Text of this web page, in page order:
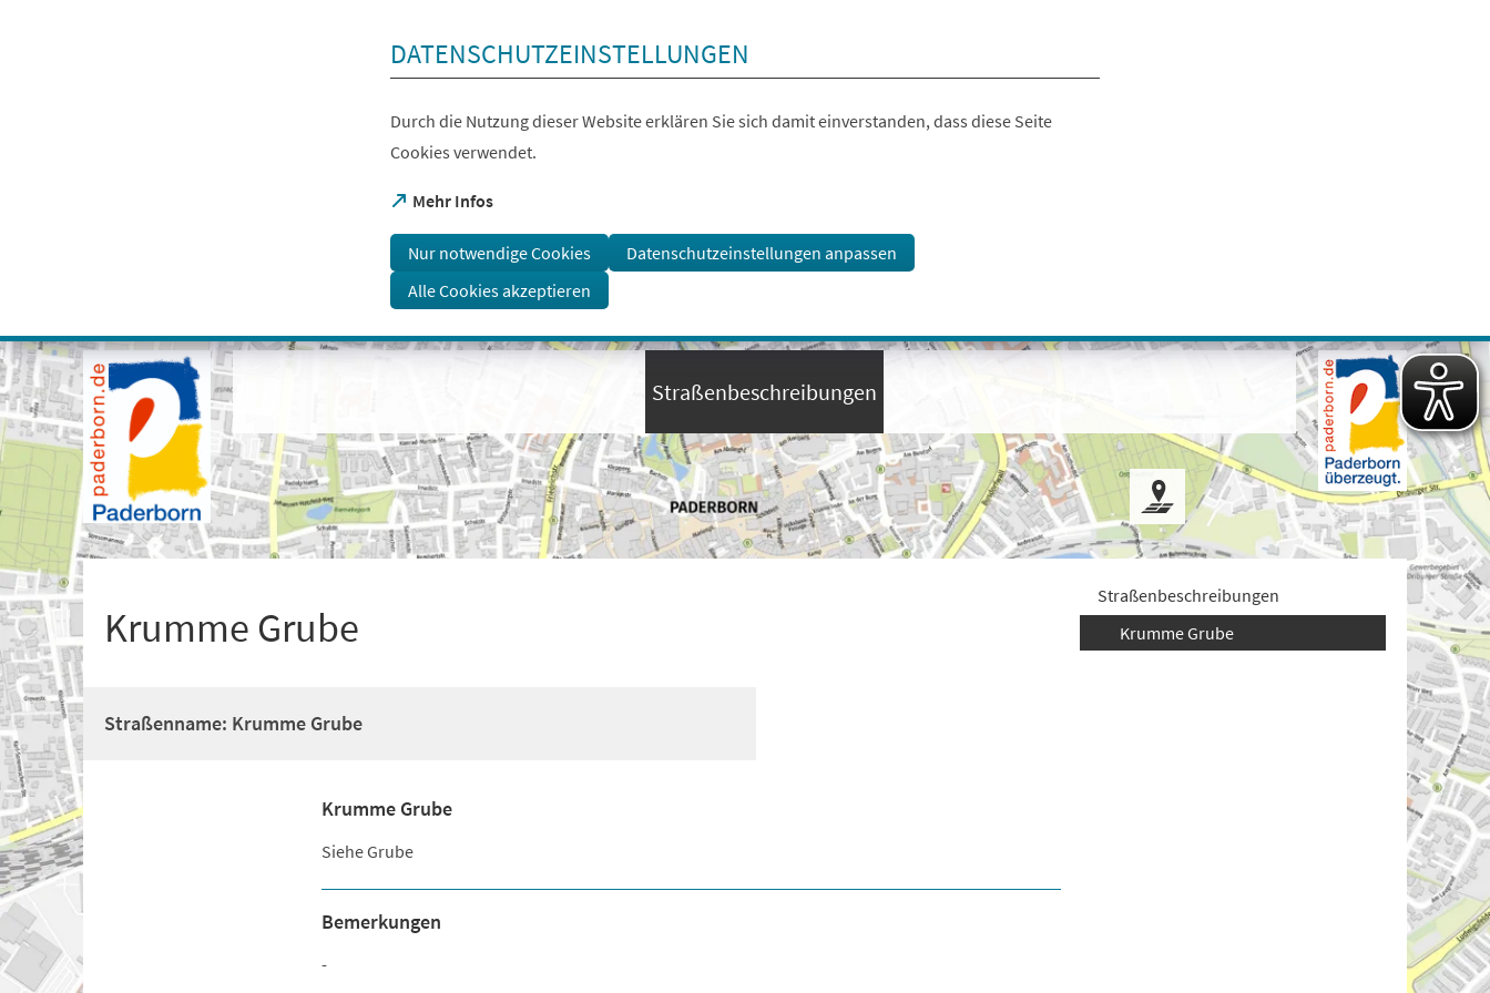
Visuelle
Assistenzsoftware
öffnen.
Mit
der
Tastatur
erreichbar
über
+
DATENSCHUTZEINSTELLUNGEN
Durch die Nutzung dieser Website erklären Sie sich damit einverstanden, dass diese Seite
Cookies verwendet.
Mehr Infos
(Öffnet
einem
neuen
Tab)
Nur notwendige Cookies
Datenschutzeinstellungen anpassen
Alle Cookies akzeptieren
Straßenbeschreibungen
Krumme Grube
Straßenname: Krumme Grube
Krumme Grube
Siehe Grube
Bemerkungen
-
Straßenbeschreibungen
Krumme Grube